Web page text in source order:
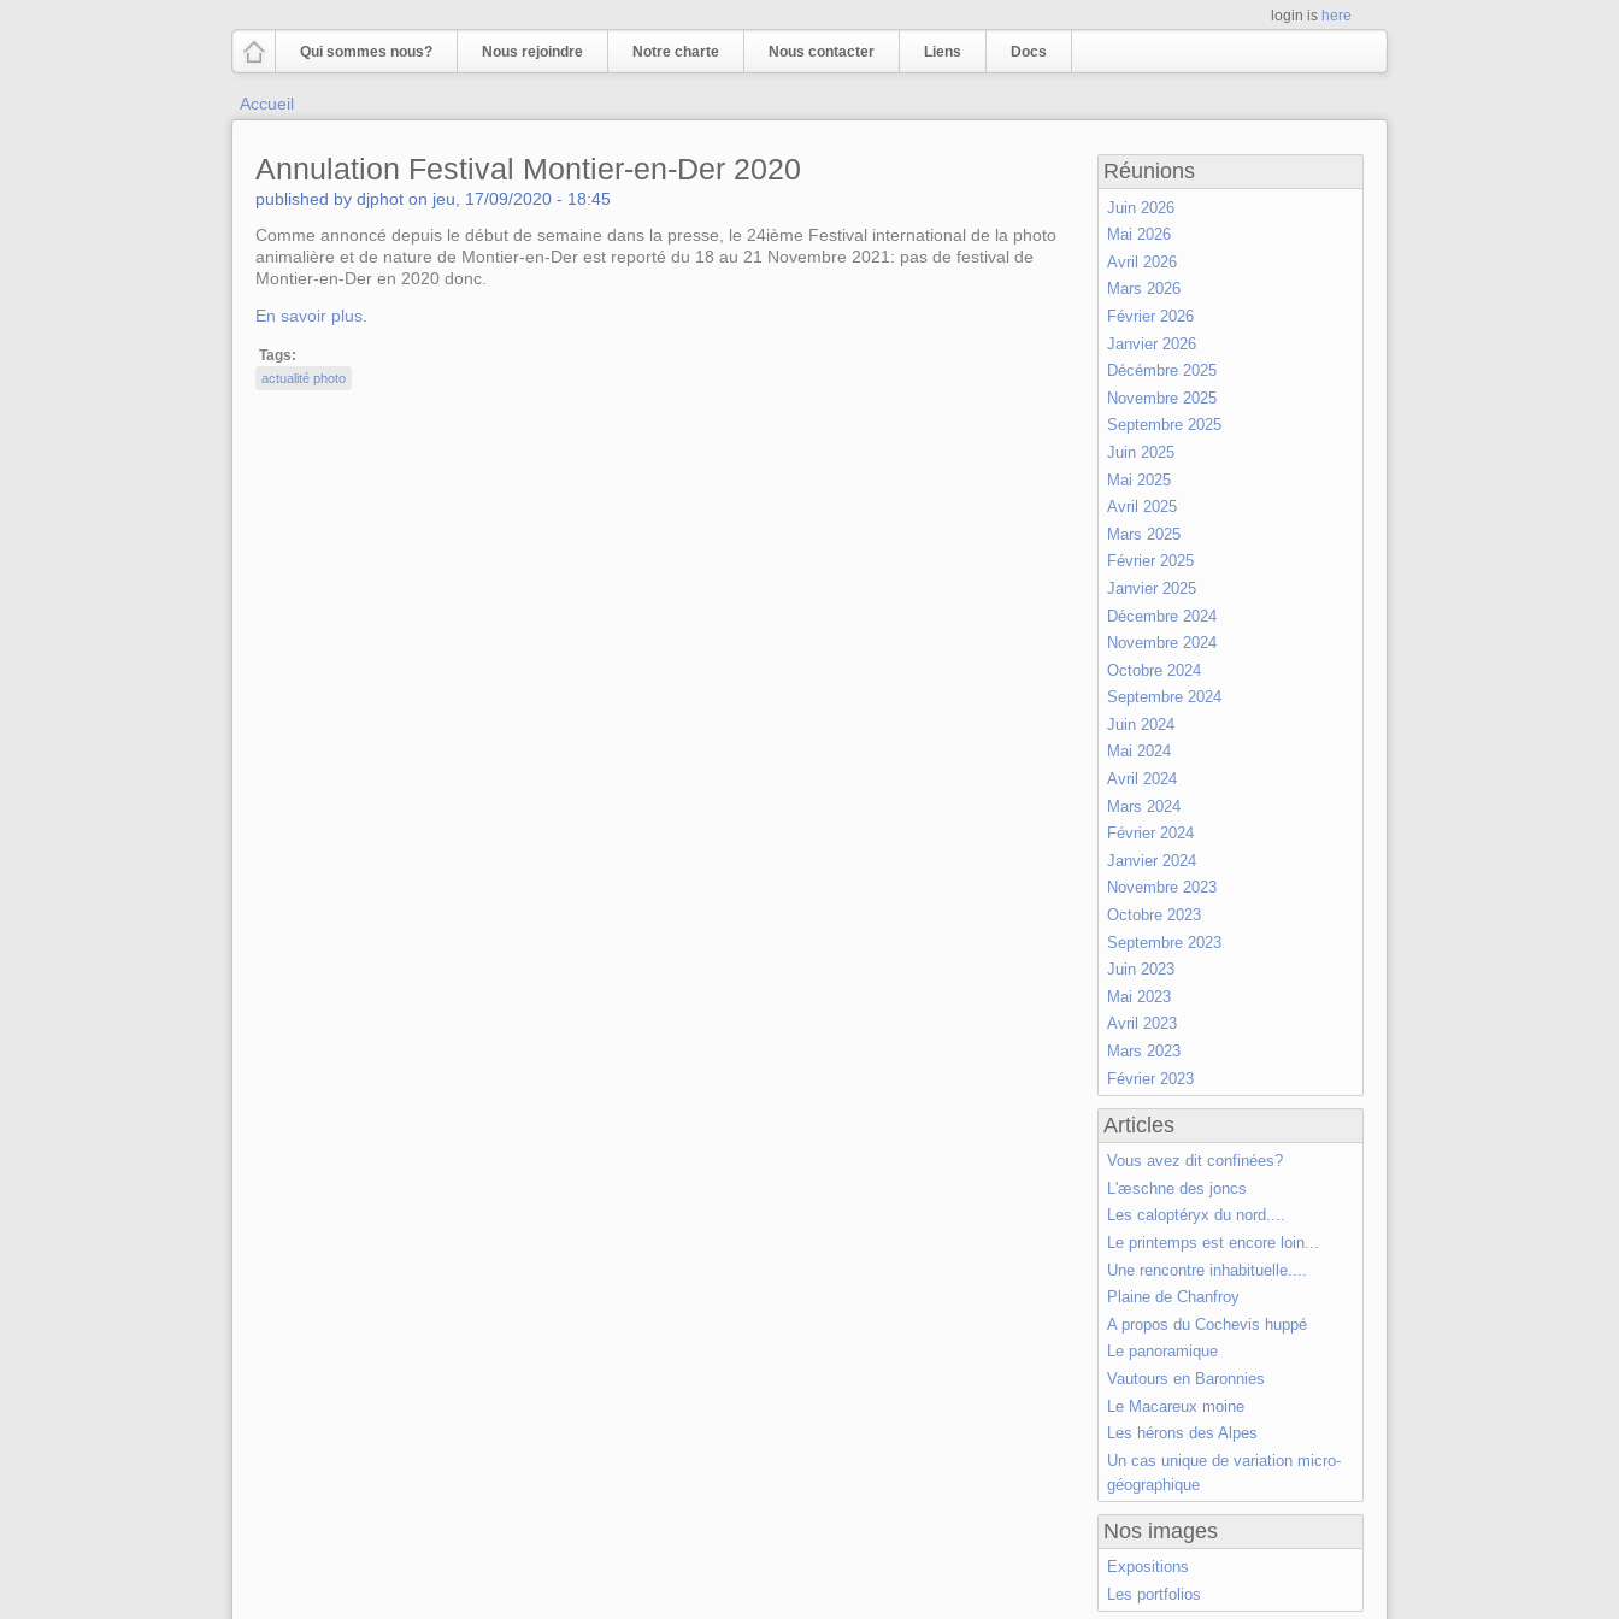
login is here
Qui sommes nous? Nous rejoindre Notre charte Nous contacter Liens Docs
Vous êtes ici
Accueil
Annulation Festival Montier-en-Der 2020
published by djphot on jeu, 17/09/2020 - 18:45
Comme annoncé depuis le début de semaine dans la presse, le 24ième Festival international de la photo
animalière et de nature de Montier-en-Der est reporté du 18 au 21 Novembre 2021: pas de festival de
Montier-en-Der en 2020 donc.
En savoir plus.
Tags:
actualité photo
Réunions
Juin 2026
Mai 2026
Avril 2026
Mars 2026
Février 2026
Janvier 2026
Décémbre 2025
Novembre 2025
Septembre 2025
Juin 2025
Mai 2025
Avril 2025
Mars 2025
Février 2025
Janvier 2025
Décembre 2024
Novembre 2024
Octobre 2024
Septembre 2024
Juin 2024
Mai 2024
Avril 2024
Mars 2024
Février 2024
Janvier 2024
Novembre 2023
Octobre 2023
Septembre 2023
Juin 2023
Mai 2023
Avril 2023
Mars 2023
Février 2023
Articles
Vous avez dit confinées?
L'æschne des joncs
Les caloptéryx du nord....
Le printemps est encore loin...
Une rencontre inhabituelle....
Plaine de Chanfroy
A propos du Cochevis huppé
Le panoramique
Vautours en Baronnies
Le Macareux moine
Les hérons des Alpes
Un cas unique de variation micro-
géographique
Nos images
Expositions
Les portfolios